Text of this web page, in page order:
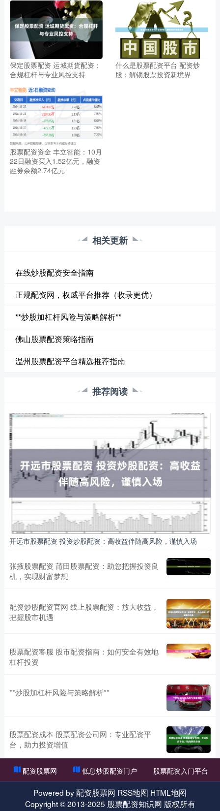
保定股票配资 运城期货配资：
合规杠杆与专业风控支持
什么是股票配资平台 配资炒
股：解锁股票投资新境界
股票配资资金 丰立智能：10月
22日融资买入1.52亿元，融资
融券余额2.74亿元
相关更新
在线炒股配资安全指南
正规配资网，权威平台推荐（收录更优）
**炒股加杠杆风险与策略解析**
佛山股票配资策略指南
温州股票配资平台精选推荐指南
推荐阅读
开远市股票配资 投资炒股配资：高收益伴随高风险，谨慎入场
张掖股票配资 莆田股票配资：助您把握投资良
机，实现财富梦想
配资炒股配资官网 线上股票配资：放大收益，
把握股市机遇
股票配资客服 股市配资指南：如何安全有效地
杠杆投资
**炒股加杠杆风险与策略解析**
股票配资成本 股票配资公司网：专业配资平
台，助力投资增值
配资股票网 低息炒股配资门户 股票配资入门平台
Powered by配资股票网 RSS地图 HTML地图
Copyright© 2013-2025 股票配资知识网 版权所有